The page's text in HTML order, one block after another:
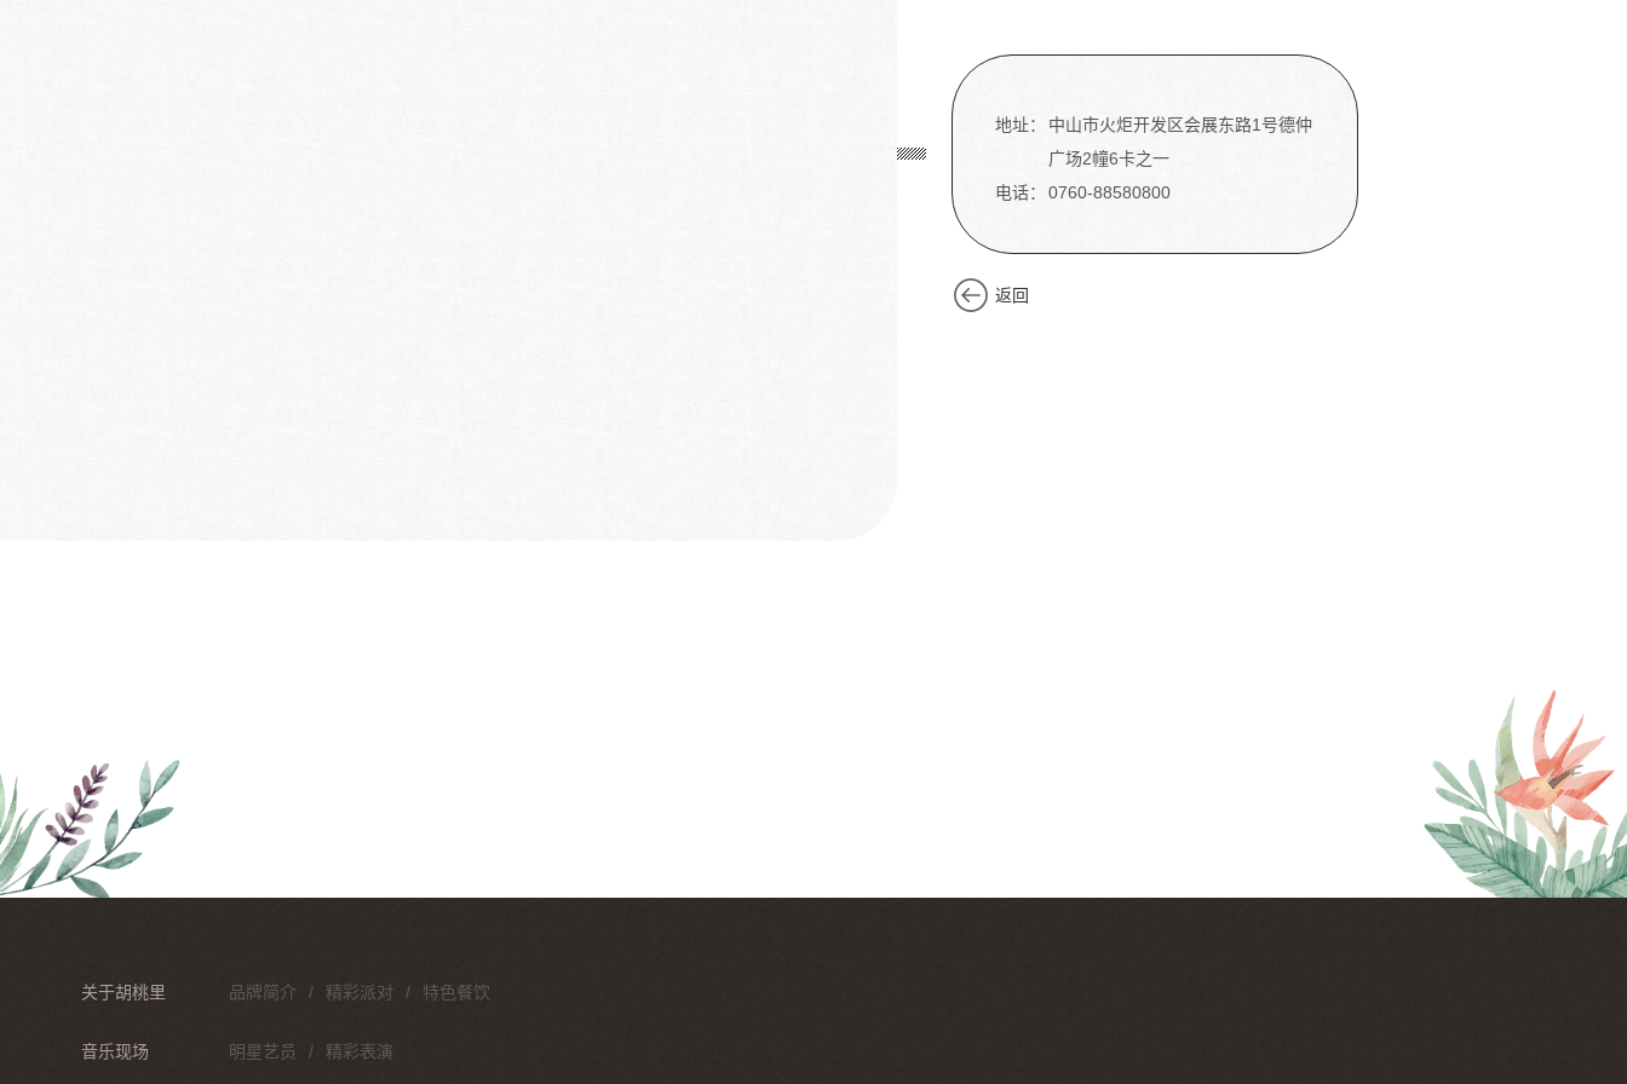
地址：
中山市火炬开发区会展东路1号德仲
广场2幢6卡之一
电话：
0760-88580800
返回
关于胡桃里 品牌简介 精彩派对 特色餐饮
音乐现场 明星艺员 精彩表演